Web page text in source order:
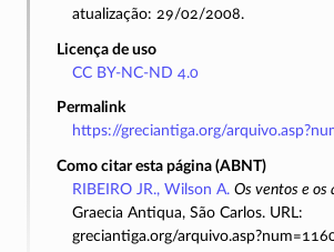
atualização: 29/02/2008.
Licença de uso
CC BY-NC-ND 4.0
Permalink
https://greciantiga.org/
Como citar esta página (ABNT)
RIBEIRO JR., Wilson A. Os ventos e os
Graecia Antiqua, São Carlos. URL:
greciantiga.org/